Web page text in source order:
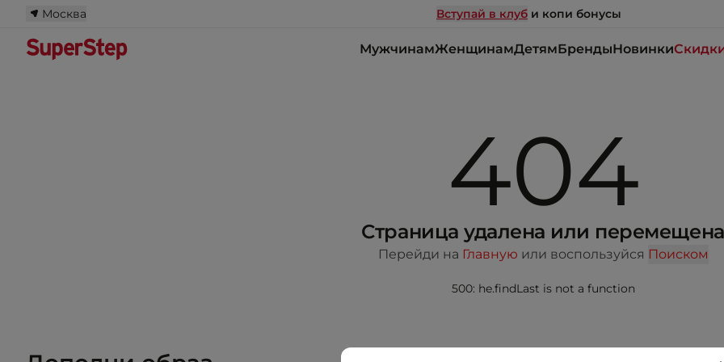
Москва Вступай в клуб и копи бонусы
МужчинамЖенщинамДетямБрендыНовинки
404
Страница удалена или перемещена
Перейди на Главную или воспользуйся Поиском
500: he.findLast is not a function